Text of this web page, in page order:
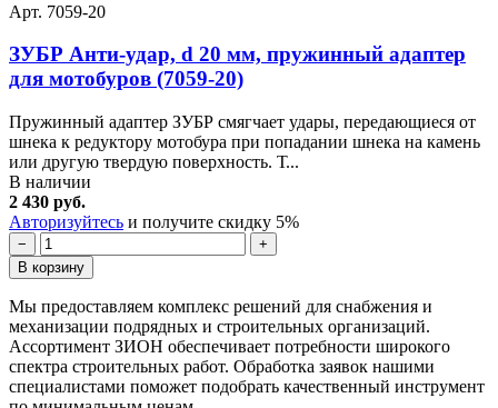
Арт. 7059-20
ЗУБР Анти-удар, d 20 мм, пружинный адаптер
для мотобуров (7059-20)
Пружинный адаптер ЗУБР смягчает удары, передающиеся от
шнека к редуктору мотобура при попадании шнека на камень
или другую твердую поверхность. Т...
В наличии
2 430 руб.
Авторизуйтесь и получите скидку 5%
−
+
В корзину
Мы предоставляем комплекс решений для снабжения и
механизации подрядных и строительных организаций.
Ассортимент ЗИОН обеспечивает потребности широкого
спектра строительных работ. Обработка заявок нашими
специалистами поможет подобрать качественный инструмент